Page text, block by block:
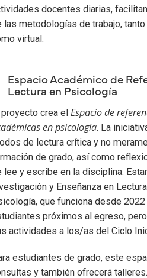
docentes diarias,
las metodologías de trabajo,
virtual.
Espacio Académico de
Lectura en Psicología
proyecto crea el Espacio de
en psicología. La
de lectura crítica y no
de grado, así como
lee y escribe en la disciplina.
y Enseñanza en
que funciona desde
próximos al egreso,
actividades a los/as del Ciclo
estudiantes de grado, este
y también ofrecerá